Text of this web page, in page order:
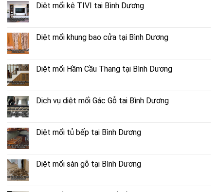
Diệt mối kệ TIVI tại Bình Dương
Diệt mối khung bao cửa tại Bình Dương
Diệt mối Hầm Cầu Thang tại Bình Dương
Dịch vụ diệt mối Gác Gỗ tại Bình Dương
Diệt mối tủ bếp tại Bình Dương
Diệt mối sàn gỗ tại Bình Dương